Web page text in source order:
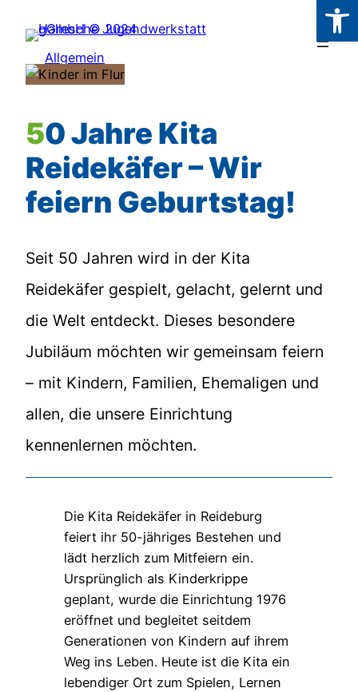
Zum
springen
Allgemein
50 Jahre Kita
Reidekäfer – Wir
feiern Geburtstag!
Seit 50 Jahren wird in der Kita
Reidekäfer gespielt, gelacht, gelernt und
die Welt entdeckt. Dieses besondere
Jubiläum möchten wir gemeinsam feiern
– mit Kindern, Familien, Ehemaligen und
allen, die unsere Einrichtung
kennenlernen möchten.
Die Kita Reidekäfer in Reideburg
feiert ihr 50-jähriges Bestehen und
lädt herzlich zum Mitfeiern ein.
Ursprünglich als Kinderkrippe
geplant, wurde die Einrichtung 1976
eröffnet und begleitet seitdem
Generationen von Kindern auf ihrem
Weg ins Leben. Heute ist die Kita ein
lebendiger Ort zum Spielen, Lernen